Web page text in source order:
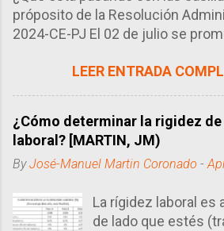
próposito de la Resolución
2024-CE-PJ El 02 de julio se
Judicial, órgano encargado de
que se llevan los procesos en el
como se sabe, las casillas
correos electrónicos que utilizan
como buzón (domicilio procesal
procesos. Este sistema ha
a los domicilio procesal físico,
LEER ENTRADA
¿Cómo determinar la rigidez
laboral? [MARTIN, JM)
ByJosé-Manuel Martin Coronado -
La rígidez laboral es
de lado que estés